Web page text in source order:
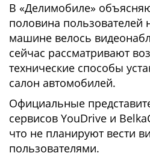
В «Делимобиле»
половина пользователей
машине велось
сейчас рассматривают
технические способы
салон автомобилей.
Официальные
сервисов YouDrive и
что не планируют вести
пользователями.